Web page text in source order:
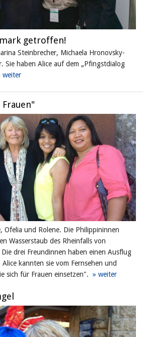
getroffen!
Steinbrecher, Michaela Hronovsky-
Sie haben Alice auf dem „Pfingstdialog
Ofelia und Rolene. Die Philippininnen
Wasserstaub des Rheinfalls von
drei Freundinnen haben einen Ausflug
kannten sie vom Fernsehen und
sich für Frauen einsetzen".